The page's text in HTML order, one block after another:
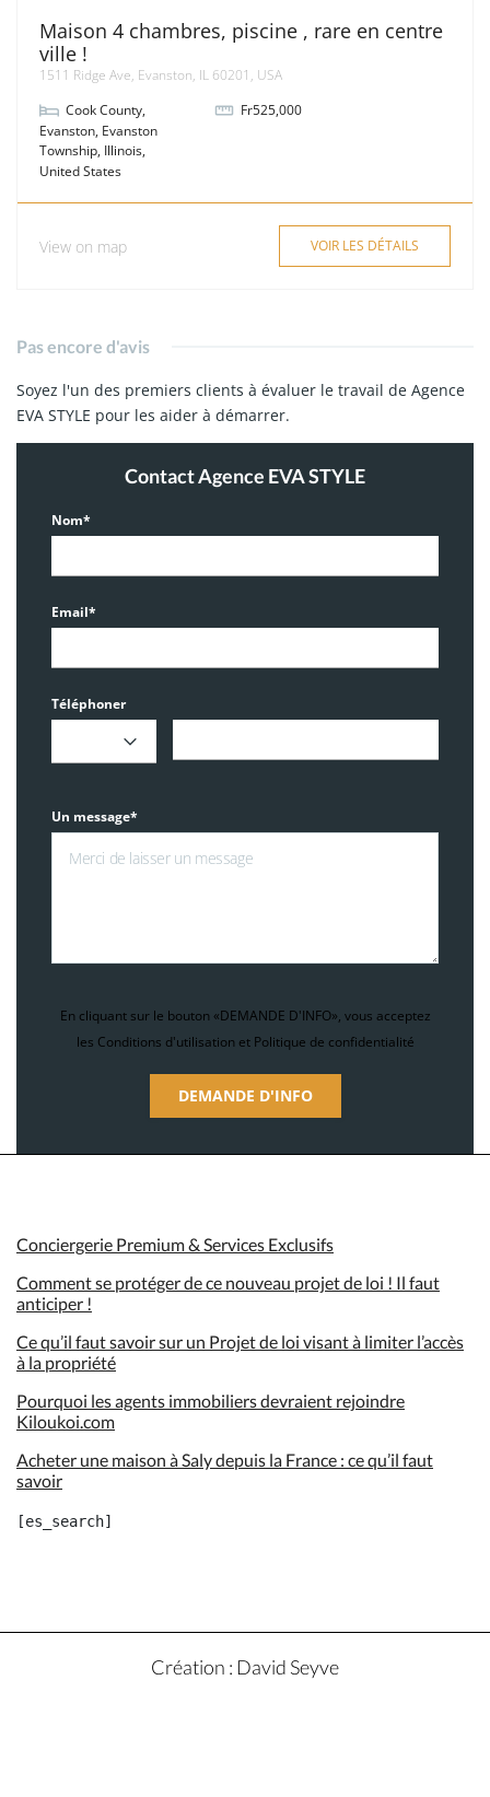
Maison 4 chambres, piscine , rare en centre
ville !
1511 Ridge Ave, Evanston, IL 60201, USA
Cook County,
Evanston, Evanston
Township, Illinois,
United States
Fr525,000
View on map VOIR LES DÉTAILS
Pas encore d'avis
Soyez l'un des premiers clients à évaluer le travail de Agence
EVA STYLE pour les aider à démarrer.
Contact Agence EVA STYLE
Nom*
Email*
Téléphoner
Un message*
En cliquant sur le bouton «DEMANDE D'INFO», vous acceptez
les Conditions d'utilisation et Politique de confidentialité
DEMANDE D'INFO
Conciergerie Premium & Services Exclusifs
Comment se protéger de ce nouveau projet de loi ! Il faut
anticiper !
Ce qu’il faut savoir sur un Projet de loi visant à limiter l’accès
à la propriété
Pourquoi les agents immobiliers devraient rejoindre
Kiloukoi.com
Acheter une maison à Saly depuis la France : ce qu’il faut
savoir
Création : David Seyve